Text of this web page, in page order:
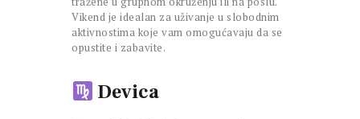
Vikend je idealan za uživanje u slobodnim
aktivnostima koje vam omogućavaju da se
opustite i zabavite.
Devica